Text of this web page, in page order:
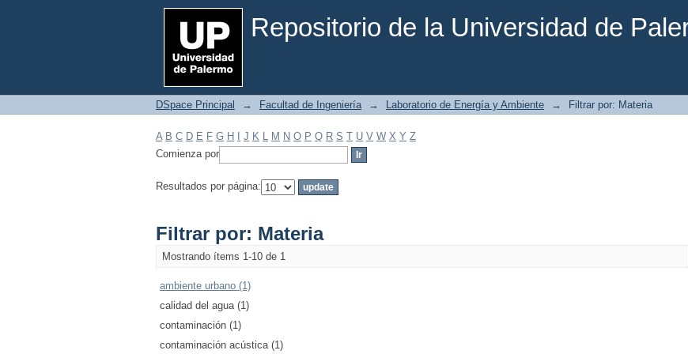
Repositorio de la Universidad de
Filtrar por: Materia
DSpace Principal → Facultad de Ingeniería → Laboratorio de Energía y Ambiente → Filtrar por: Materia
A B C D E F G H J K L M N O P Q R S T U V W X Y Z
Comienza por
Resultados por página:
Filtrar por: Materia
Mostrando ítems 1-10 de 1
ambiente urbano (1)
calidad del agua (1)
contaminación (1)
contaminación acústica (1)